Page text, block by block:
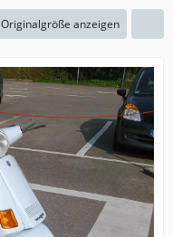
Originalgröße anzeigen